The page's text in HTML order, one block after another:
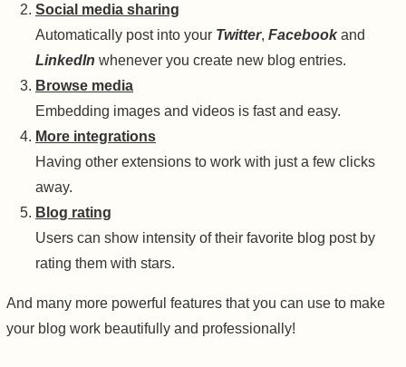
Social media sharing
Automatically post into your Twitter, Facebookand
LinkedIn whenever you create new blog entries.
Browse media
Embedding images and videos is fast and easy.
More integrations
Having other extensions to work with just a few clicks
away.
Blog rating
Users can show intensity of their favorite blog post by
rating them with stars.
And many more powerful features that you can use to make
your blog work beautifully and professionally!